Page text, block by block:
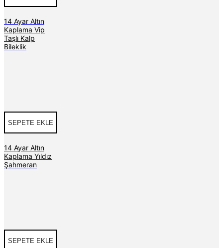
14 Ayar Altın
Kaplama Vip
Taşlı Kalp
Bileklik
SEPETE EKLE
14 Ayar Altın
Kaplama Yıldız
Şahmeran
SEPETE EKLE